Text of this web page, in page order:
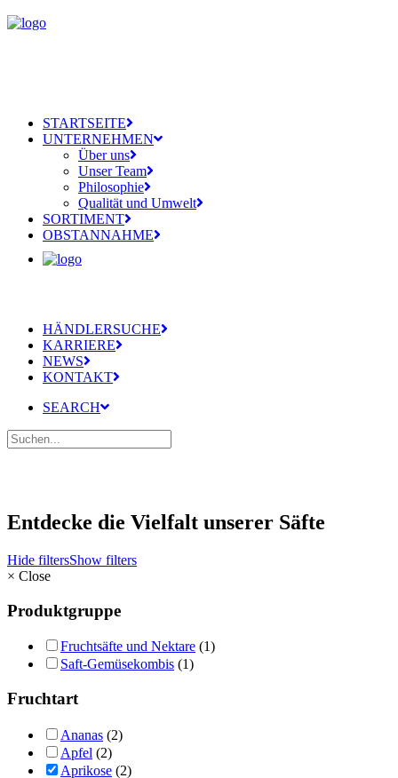
STARTSEITE
UNTERNEHMEN
Über uns
Unser Team
Philosophie
Qualität und Umwelt
SORTIMENT
OBSTANNAHME
HÄNDLERSUCHE
KARRIERE
NEWS
KONTAKT
SEARCH
Entdecke die Vielfalt unserer Säfte
Hide filtersShow filters
× Close
Produktgruppe
Fruchtsäfte und Nektare (1)
Saft-Gemüsekombis (1)
Fruchtart
Ananas (2)
Apfel (2)
Aprikose (2)